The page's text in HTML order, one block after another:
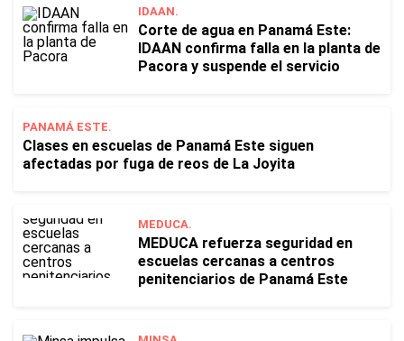
IDAAN.
Corte de agua en Panamá Este:
IDAAN confirma falla en la planta de
Pacora y suspende el servicio
PANAMÁ ESTE.
Clases en escuelas de Panamá Este siguen
afectadas por fuga de reos de La Joyita
MEDUCA.
MEDUCA refuerza seguridad en
escuelas cercanas a centros
penitenciarios de Panamá Este